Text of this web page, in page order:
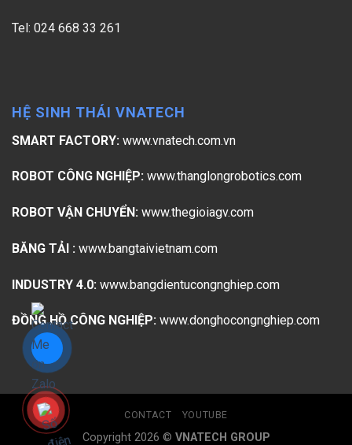
Tel: 024 668 33 261
HỆ SINH THÁI VNATECH
SMART FACTORY: www.vnatech.com.vn
ROBOT CÔNG NGHIỆP: www.thanglongrobotics.com
ROBOT VẬN CHUYỂN: www.thegioiagv.com
BĂNG TẢI : www.bangtaivietnam.com
INDUSTRY 4.0: www.bangdientucongnghiep.com
ĐỒNG HỒ CÔNG NGHIỆP: www.donghocongnghiep.com
CONTACT YOUTUBE
Copyright 2026 © VNATECH GROUP